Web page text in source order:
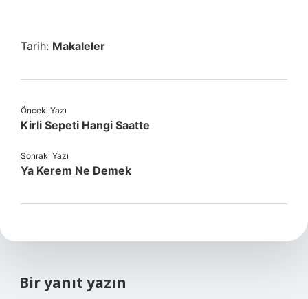
Tarih: Makaleler
Önceki Yazı
Kirli Sepeti Hangi Saatte
Sonraki Yazı
Ya Kerem Ne Demek
Bir yanıt yazın